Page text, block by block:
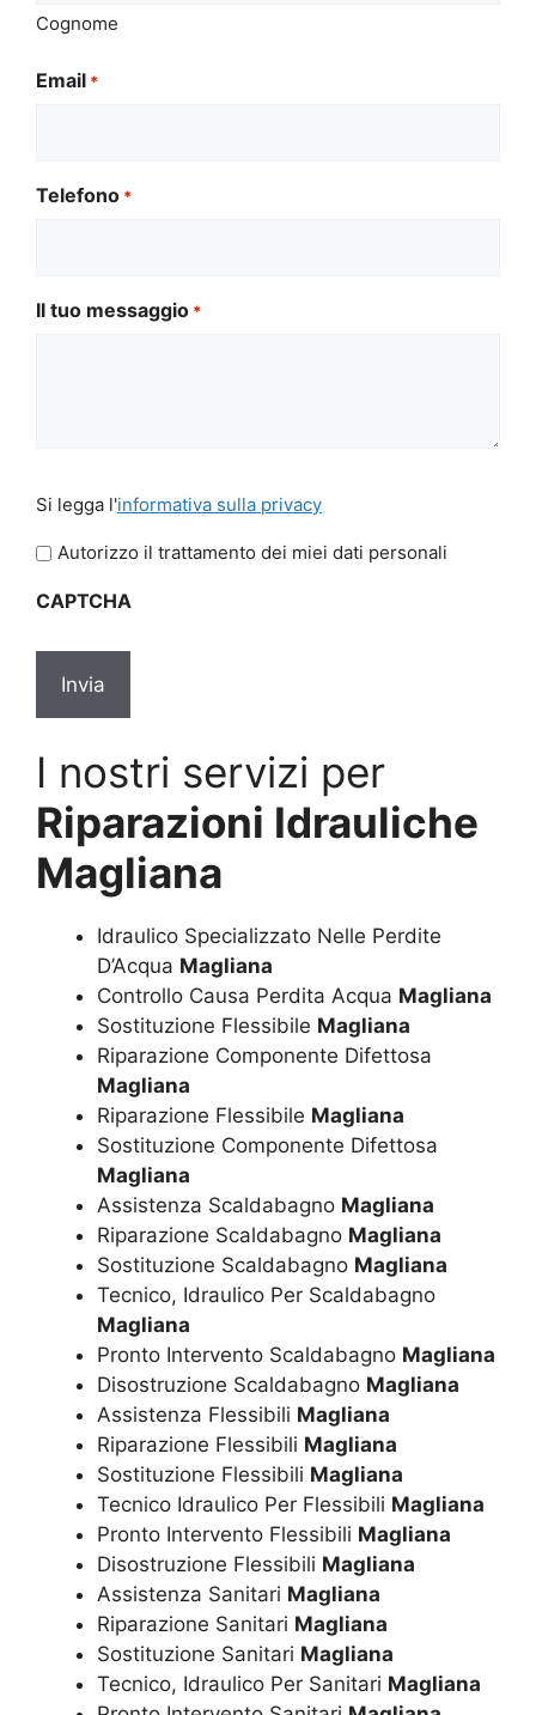
Cognome
Email *
Telefono *
Il tuo messaggio *
legga
l'informativa
privacy
Si legga l'informativa sulla privacy
Autorizzo il trattamento dei miei dati personali
CAPTCHA
I nostri servizi per
Riparazioni Idrauliche
Magliana
Idraulico Specializzato Nelle Perdite
D’Acqua Magliana
Controllo Causa Perdita Acqua Magliana
Sostituzione Flessibile Magliana
Riparazione Componente Difettosa
Magliana
Riparazione Flessibile Magliana
Sostituzione Componente Difettosa
Magliana
Assistenza Scaldabagno Magliana
Riparazione Scaldabagno Magliana
Sostituzione Scaldabagno Magliana
Tecnico, Idraulico Per Scaldabagno
Magliana
Pronto Intervento Scaldabagno Magliana
Disostruzione Scaldabagno Magliana
Assistenza Flessibili Magliana
Riparazione Flessibili Magliana
Sostituzione Flessibili Magliana
Tecnico Idraulico Per Flessibili Magliana
Pronto Intervento Flessibili Magliana
Disostruzione Flessibili Magliana
Assistenza Sanitari Magliana
Riparazione Sanitari Magliana
Sostituzione Sanitari Magliana
Tecnico, Idraulico Per Sanitari Magliana